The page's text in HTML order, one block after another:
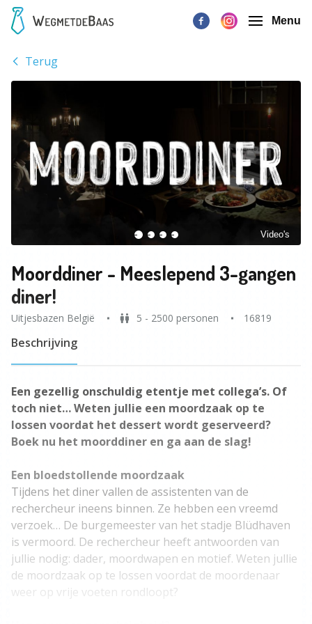
Menu
Terug
Video's
Moorddiner - Meeslepend 3-gangen
diner!
Uitjesbazen België 5 - 2500 personen 16819
Beschrijving
Een gezellig onschuldig etentje met collega’s. Of
toch niet… Weten jullie een moordzaak op te
lossen voordat het dessert wordt geserveerd?
Boek nu het moorddiner en ga aan de slag!
Een bloedstollende moordzaak
Tijdens het diner vallen de assistenten van de
rechercheur ineens binnen. Ze hebben een vreemd
verzoek… De burgemeester van het stadje Blüdhaven
is vermoord. De rechercheur heeft antwoorden van
jullie nodig: dader, moordwapen en motief. Weten jullie
de moordzaak op te lossen voordat de moordenaar
weer op vrije voeten rondloopt?